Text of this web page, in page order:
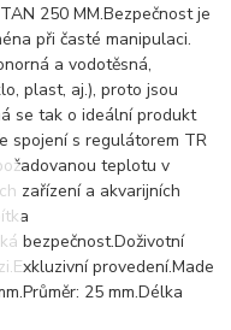
250 MM.Bezpečnost je
při časté manipulaci.
a vodotěsná,
plast, aj.), proto jsou
se tak o ideální produkt
spojení s regulátorem TR
teplotu v
zařízení a akvarijních
bezpečnost.Doživotní
provedení.Made
25 mm.Délka